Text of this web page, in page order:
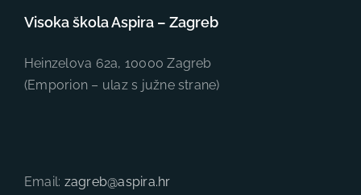
Visoka škola Aspira – Zagreb
Heinzelova 62a, 10000 Zagreb
(Emporion – ulaz s južne strane)
Email: zagreb@aspira.hr